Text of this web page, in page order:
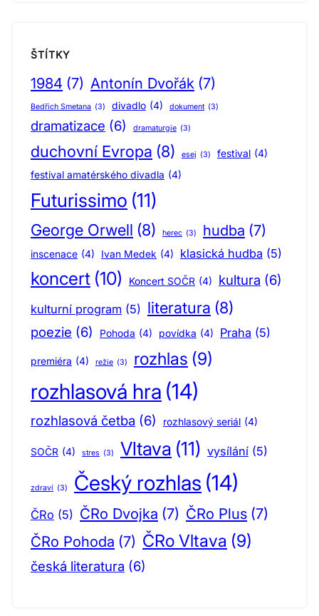
ŠTÍTKY
1984 (7) Antonín Dvořák (7)
Bedřich Smetana (3) divadlo (4) dokument (3)
dramatizace (6) dramaturgie (3)
duchovní Evropa (8) esej (3) festival (4)
festival amatérského divadla (4)
Futurissimo (11)
George Orwell (8) herec (3) hudba (7)
inscenace (4) Ivan Medek (4) klasická hudba (5)
koncert (10) Koncert SOČR (4) kultura (6)
kulturní program (5) literatura (8)
poezie (6) Pohoda (4) povídka (4) Praha (5)
premiéra (4) režie (3) rozhlas (9)
rozhlasová hra (14)
rozhlasová četba (6) rozhlasový seriál (4)
SOČR (4) stres (3) Vltava (11) vysílání (5)
zdraví (3) Český rozhlas (14)
ČRo (5) ČRo Dvojka (7) ČRo Plus (7)
ČRo Pohoda (7) ČRo Vltava (9)
česká literatura (6)